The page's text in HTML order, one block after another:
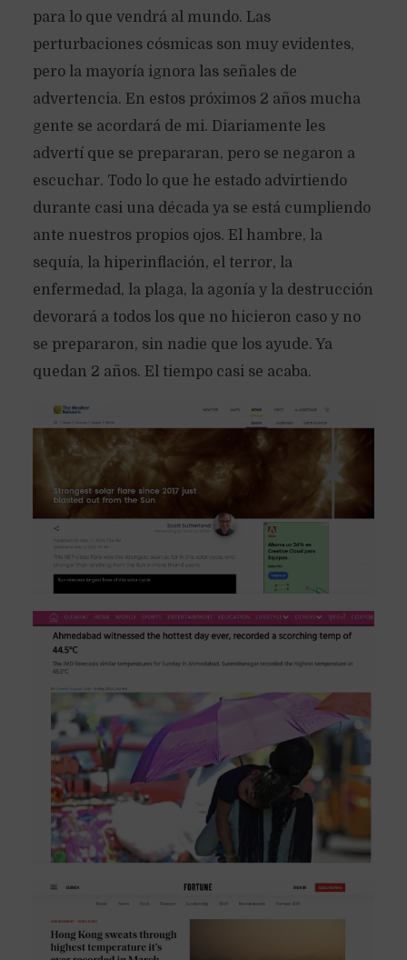
para lo que vendrá al mundo. Las
perturbaciones cósmicas son muy evidentes,
pero la mayoría ignora las señales de
advertencia. En estos próximos 2 años mucha
gente se acordará de mi. Diariamente les
advertí que se prepararan, pero se negaron a
escuchar. Todo lo que he estado advirtiendo
durante casi una década ya se está cumpliendo
ante nuestros propios ojos. El hambre, la
sequía, la hiperinflación, el terror, la
enfermedad, la plaga, la agonía y la destrucción
devorará a todos los que no hicieron caso y no
se prepararon, sin nadie que los ayude. Ya
quedan 2 años. El tiempo casi se acaba.